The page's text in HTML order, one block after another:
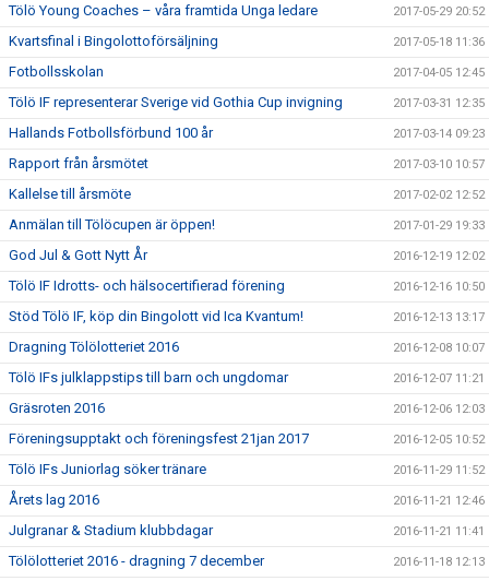
Tölö Young Coaches – våra framtida Unga ledare 2017-05-29 20:52
Kvartsfinal i Bingolottoförsäljning 2017-05-18 11:36
Fotbollsskolan 2017-04-05 12:45
Tölö IF representerar Sverige vid Gothia Cup invigning 2017-03-31 12:35
Hallands Fotbollsförbund 100 år 2017-03-14 09:23
Rapport från årsmötet 2017-03-10 10:57
Kallelse till årsmöte 2017-02-02 12:52
Anmälan till Tölöcupen är öppen! 2017-01-29 19:33
God Jul & Gott Nytt År 2016-12-19 12:02
Tölö IF Idrotts- och hälsocertifierad förening 2016-12-16 10:50
Stöd Tölö IF, köp din Bingolott vid Ica Kvantum! 2016-12-13 13:17
Dragning Tölölotteriet 2016 2016-12-08 10:07
Tölö IFs julklappstips till barn och ungdomar 2016-12-07 11:21
Gräsroten 2016 2016-12-06 12:03
Föreningsupptakt och föreningsfest 21jan 2017 2016-12-05 10:52
Tölö IFs Juniorlag söker tränare 2016-11-29 11:52
Årets lag 2016 2016-11-21 12:46
Julgranar & Stadium klubbdagar 2016-11-21 11:41
Tölölotteriet 2016 - dragning 7 december 2016-11-18 12:13